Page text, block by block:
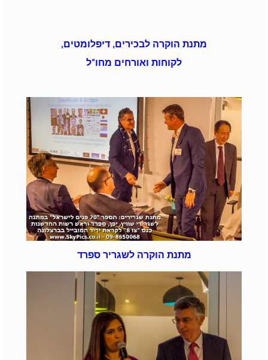
מתנת הוקרה לבכירים, דיפלומטים,
לקוחות ואורחים מחו"ל
מתנת הוקרה לשגריר ספרד